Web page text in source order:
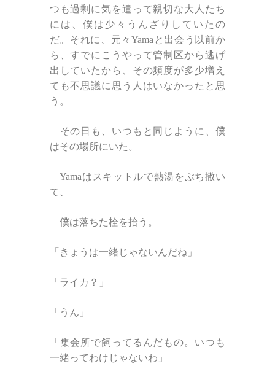
つも過剰に気を遣って親切な大人たち
には、僕は少々うんざりしていたの
だ。それに、元々Yamaと出会う以前か
ら、すでにこうやって管制区から逃げ
出していたから、その頻度が多少増え
ても不思議に思う人はいなかったと思
う。
その日も、いつもと同じように、僕
はその場所にいた。
Yamaはスキットルで熱湯をぶち撒い
て、
僕は落ちた栓を拾う。
「きょうは一緒じゃないんだね」
「ライカ？」
「うん」
「集会所で飼ってるんだもの。いつも
一緒ってわけじゃないわ」